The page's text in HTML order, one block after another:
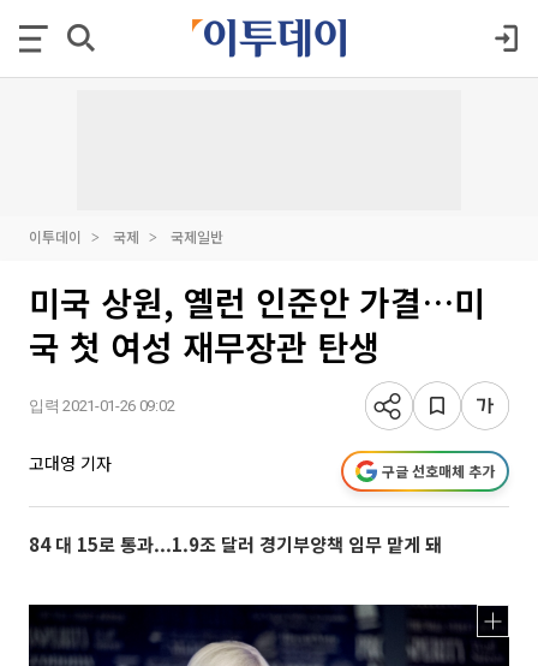
이투데이 국제 국제일반
미국 상원, 옐런 인준안 가결…미
국 첫 여성 재무장관 탄생
입력 2021-01-26 09:02
고대영 기자 구글 선호매체 추가
84 대 15로 통과...1.9조 달러 경기부양책 임무 맡게 돼